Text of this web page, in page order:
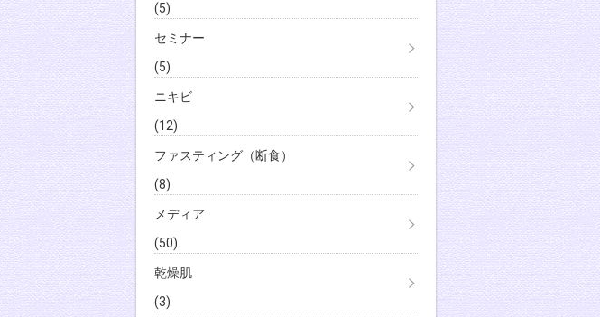
(5)
セミナー
(5)
ニキビ
(12)
ファスティング（断食）
(8)
メディア
(50)
乾燥肌
(3)